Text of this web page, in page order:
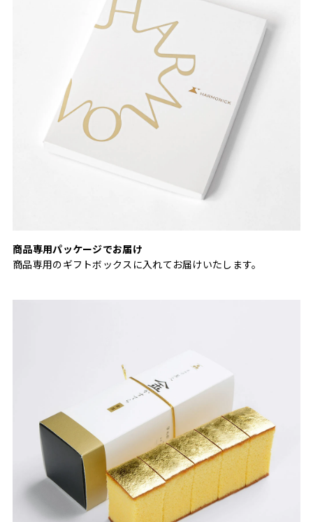
商品専用パッケージでお届け
商品専用のギフトボックスに入れてお届けいたします。